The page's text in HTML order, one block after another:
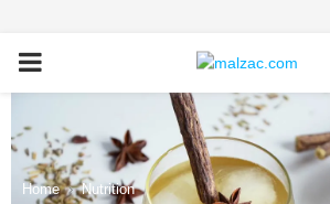
PRIMARY
MENU
Home
Nutrition